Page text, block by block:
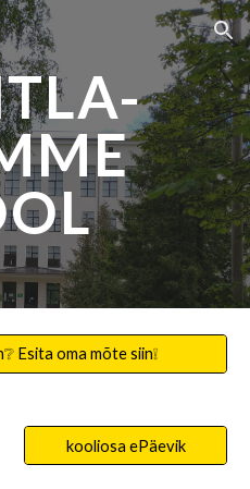
Skip to navigation
Esita oma mõte siin❕
kooliosa ePäevik